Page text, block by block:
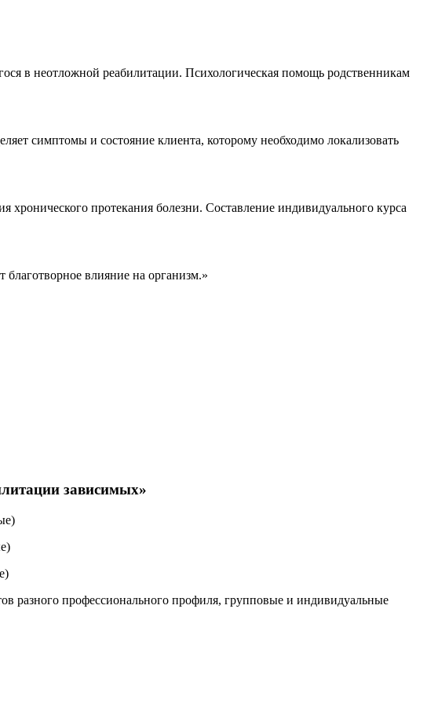
в неотложной реабилитации. Психологическая помощь родственникам
симптомы и состояние клиента, которому необходимо локализовать
протекания болезни. Составление индивидуального курса
влияние на организм.»
зависимых»
разного профессионального профиля, групповые и индивидуальные